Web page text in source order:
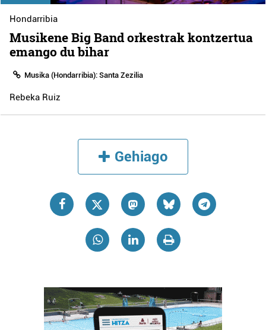
Hondarribia
Musikene Big Band orkestrak kontzertua
emango du bihar
Musika (Hondarribia): Santa Zezilia
Rebeka Ruiz
Gehiago